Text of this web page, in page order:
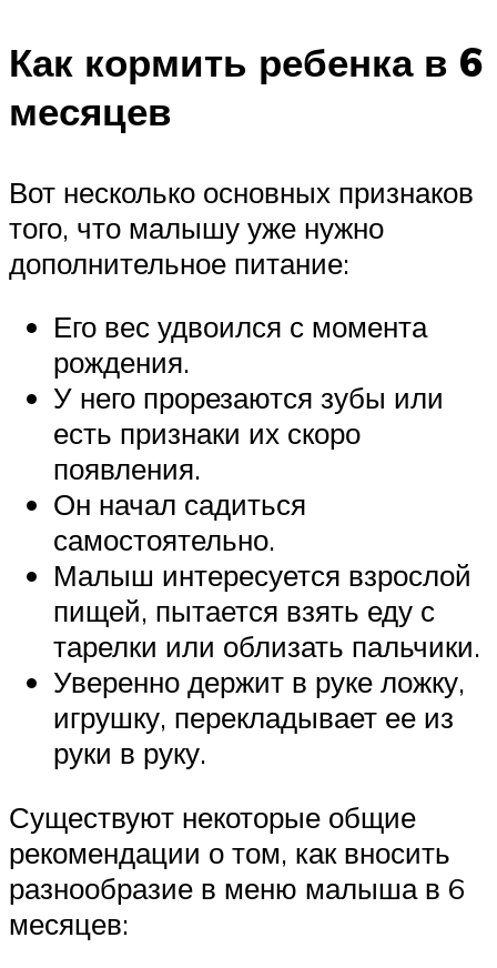
Как кормить ребенка в 6
месяцев
Вот несколько основных признаков
того, что малышу уже нужно
дополнительное питание:
Его вес удвоился с момента
рождения.
У него прорезаются зубы или
есть признаки их скоро
появления.
Он начал садиться
самостоятельно.
Малыш интересуется взрослой
пищей, пытается взять еду с
тарелки или облизать пальчики.
Уверенно держит в руке ложку,
игрушку, перекладывает ее из
руки в руку.
Существуют некоторые общие
рекомендации о том, как вносить
разнообразие в меню малыша в 6
месяцев: